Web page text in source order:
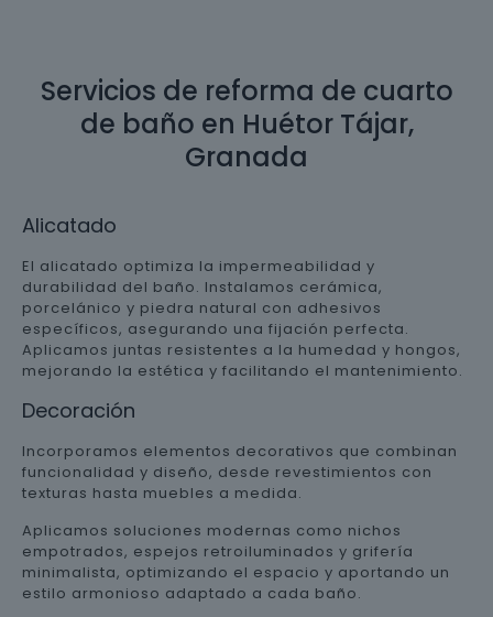
Servicios de reforma de cuarto
de baño en Huétor Tájar,
Granada
Alicatado
El alicatado optimiza la impermeabilidad y
durabilidad del baño. Instalamos cerámica,
porcelánico y piedra natural con adhesivos
específicos, asegurando una fijación perfecta.
Aplicamos juntas resistentes a la humedad y hongos,
mejorando la estética y facilitando el mantenimiento.
Decoración
Incorporamos elementos decorativos que combinan
funcionalidad y diseño, desde revestimientos con
texturas hasta muebles a medida.
Aplicamos soluciones modernas como nichos
empotrados, espejos retroiluminados y grifería
minimalista, optimizando el espacio y aportando un
estilo armonioso adaptado a cada baño.